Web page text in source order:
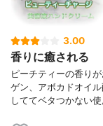
3.00
香りに癒される
ピーチティーの香り
ゲン、アボカドオイ
しててベタつかない